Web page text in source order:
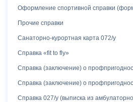
Славянский бульвар
Смоленская
Сокол
Соколиная гора
Сокольники
Спартак
Оформление спортивной справки
Прочие справки
Санаторно-курортная карта 072/у
Справка «fit to fly»
Справка (заключение) о
Справка (заключение) о
Справка 027/у (выписка из